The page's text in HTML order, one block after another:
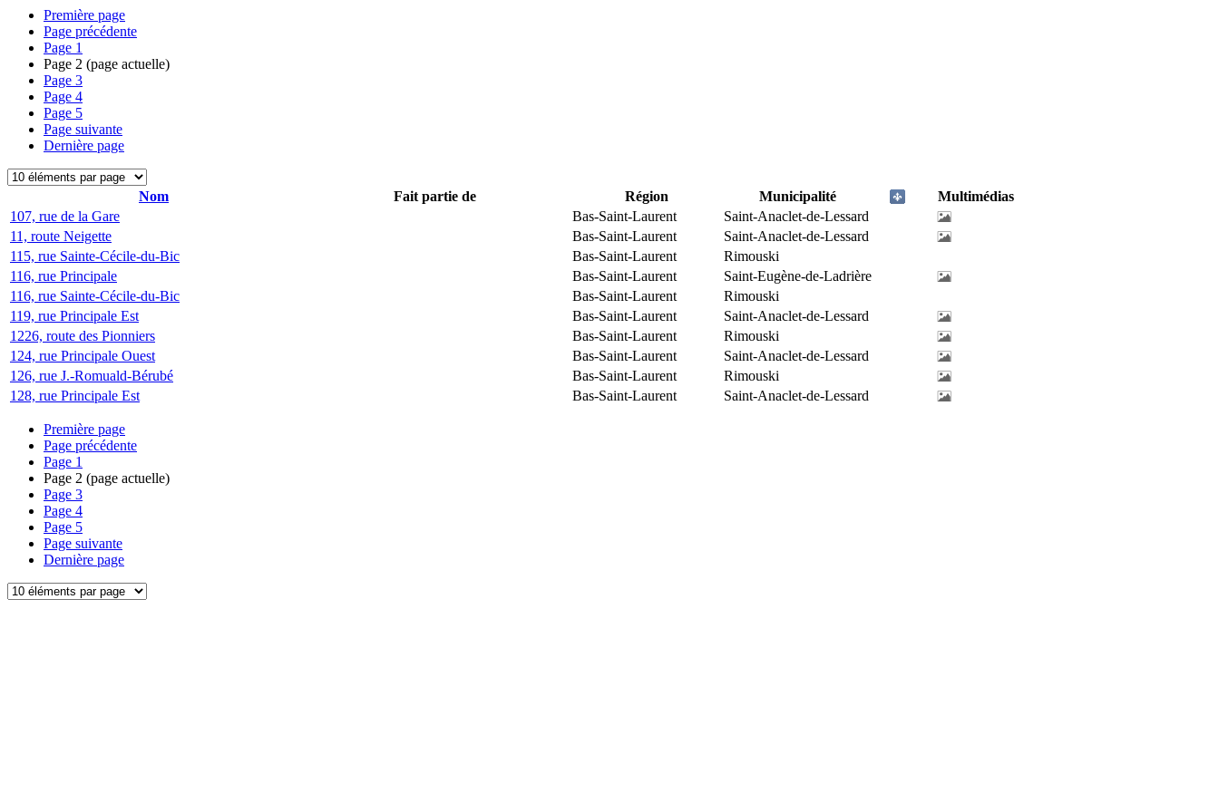
Première page
Page précédente
Page 1
Page 2 (page actuelle)
Page 3
Page 4
Page 5
Page suivante
Dernière page
Nom Fait partie de Région Municipalité
Multimédias
107, rue de la Gare
Bas-Saint-Laurent
Saint-Anaclet-de-Lessard
11, route Neigette
Bas-Saint-Laurent
Saint-Anaclet-de-Lessard
115, rue Sainte-Cécile-du-Bic
Bas-Saint-Laurent
Rimouski
116, rue Principale
Bas-Saint-Laurent
Saint-Eugène-de-Ladrière
116, rue Sainte-Cécile-du-Bic
Bas-Saint-Laurent
Rimouski
119, rue Principale Est
Bas-Saint-Laurent
Saint-Anaclet-de-Lessard
1226, route des Pionniers
Bas-Saint-Laurent
Rimouski
124, rue Principale Ouest
Bas-Saint-Laurent
Saint-Anaclet-de-Lessard
126, rue J.-Romuald-Bérubé
Bas-Saint-Laurent
Rimouski
128, rue Principale Est
Bas-Saint-Laurent Saint-Anaclet-de-Lessard
Première page
Page précédente
Page 1
Page 2 (page actuelle)
Page 3
Page 4
Page 5
Page suivante
Dernière page